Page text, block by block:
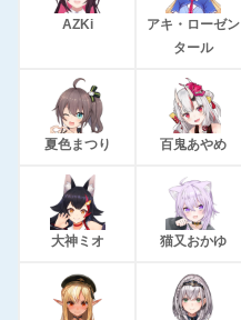
AZKi
アキ・ローゼン
タール
夏色まつり 百鬼あやめ
大神ミオ 猫又おかゆ